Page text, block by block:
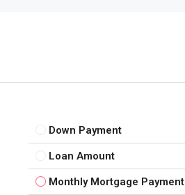
Down Payment
Loan Amount
Monthly Mortgage Payment